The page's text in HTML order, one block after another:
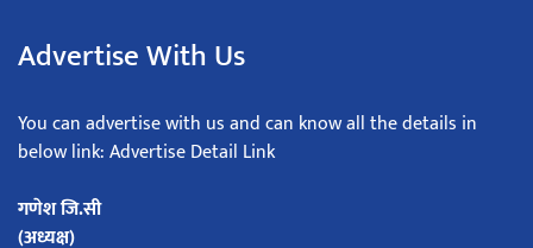
Advertise With Us
You can advertise with us and can know all the details in
below link: Advertise Detail Link
गणेश जि.सी
(अध्यक्ष)